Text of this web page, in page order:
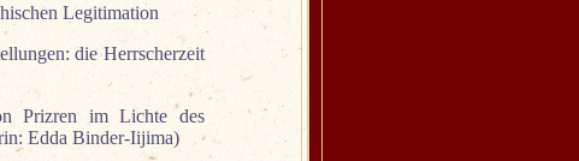
Legitimation
die Herrscherzeit
Prizren im Lichte des
Edda Binder-Iijima)